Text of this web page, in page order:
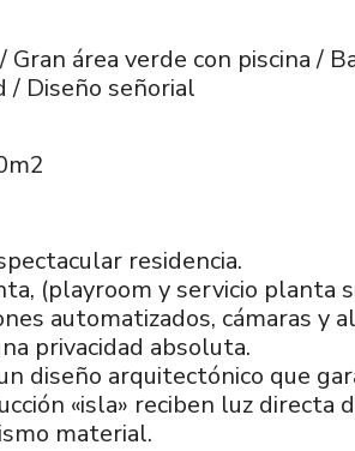
área verde con piscina /
/ Diseño señorial
residencia.
(playroom y servicio planta
automatizados, cámaras y
privacidad absoluta.
diseño arquitectónico que
«isla» reciben luz directa
material.